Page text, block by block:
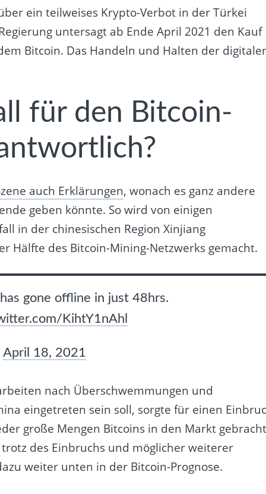
ein teilweises Krypto-Verbot in der Türkei
untersagt ab Ende April 2021 den Kauf
Bitcoin. Das Handeln und Halten der
für den Bitcoin-
auch Erklärungen, wonach es ganz andere
geben könnte. So wird von einigen
in der chinesischen Region Xinjiang
Hälfte des Bitcoin-Mining-Netzwerks gemacht.
gone offline in just 48hrs.
KihtY1nAhl
April 18, 2021
nach Überschwemmungen und
eingetreten sein soll, sorgte für einen
große Mengen Bitcoins in den Markt
des Einbruchs und möglicher weiterer
weiter unten in der Bitcoin-Prognose.